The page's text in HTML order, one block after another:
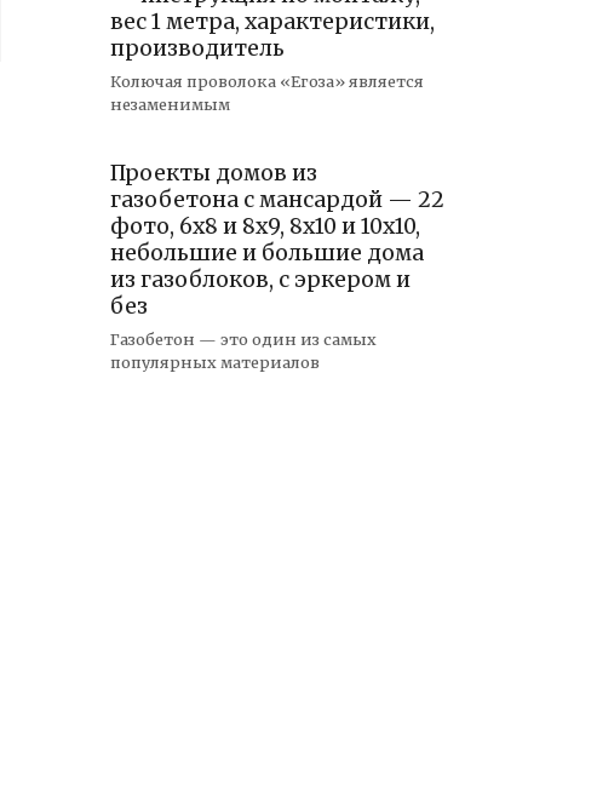
вес 1 метра, характеристики,
производитель
Колючая проволока «Егоза» является
незаменимым
Проекты домов из
газобетона с мансардой — 22
фото, 6х8 и 8х9, 8х10 и 10х10,
небольшие и большие дома
из газоблоков, с эркером и
без
Газобетон — это один из самых
популярных материалов